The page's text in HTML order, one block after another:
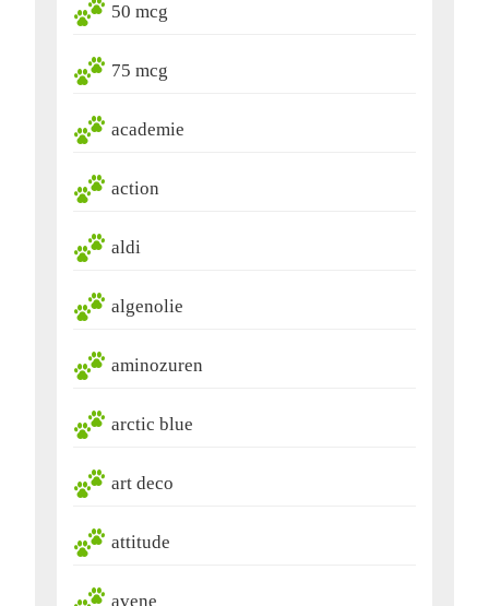
50 mcg
75 mcg
academie
action
aldi
algenolie
aminozuren
arctic blue
art deco
attitude
avene